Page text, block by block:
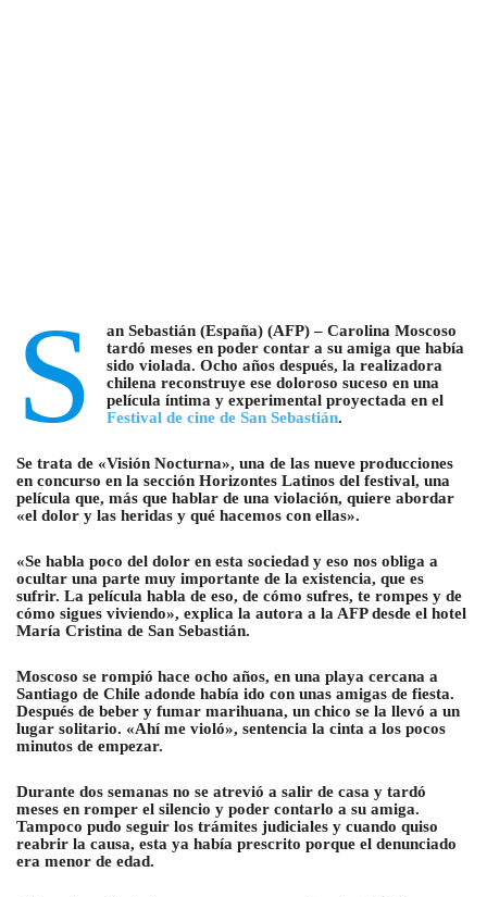
S
an Sebastián (España) (AFP) – Carolina Moscoso
tardó meses en poder contar a su amiga que había
sido violada. Ocho años después, la realizadora
chilena reconstruye ese doloroso suceso en una
película íntima y experimental proyectada en el
Festival de cine de San Sebastián.
Se trata de «Visión Nocturna», una de las nueve producciones
en concurso en la sección Horizontes Latinos del festival, una
película que, más que hablar de una violación, quiere abordar
«el dolor y las heridas y qué hacemos con ellas».
«Se habla poco del dolor en esta sociedad y eso nos obliga a
ocultar una parte muy importante de la existencia, que es
sufrir. La película habla de eso, de cómo sufres, te rompes y de
cómo sigues viviendo», explica la autora a la AFP desde el hotel
María Cristina de San Sebastián.
Moscoso se rompió hace ocho años, en una playa cercana a
Santiago de Chile adonde había ido con unas amigas de fiesta.
Después de beber y fumar marihuana, un chico se la llevó a un
lugar solitario. «Ahí me violó», sentencia la cinta a los pocos
minutos de empezar.
Durante dos semanas no se atrevió a salir de casa y tardó
meses en romper el silencio y poder contarlo a su amiga.
Tampoco pudo seguir los trámites judiciales y cuando quiso
reabrir la causa, esta ya había prescrito porque el denunciado
era menor de edad.